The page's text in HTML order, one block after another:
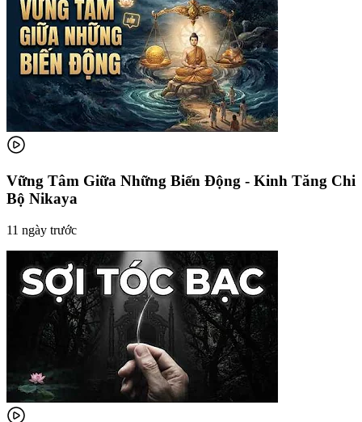
Vững Tâm Giữa Những Biến Động - Kinh Tăng Chi
Bộ Nikaya
11 ngày trước